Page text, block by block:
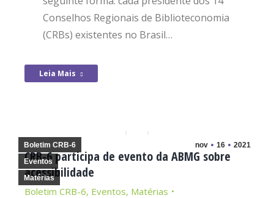
Conselhos Regionais de Biblioteconomia
(CRBs) existentes no Brasil…
Leia Mais
nov 16 2021
Boletim CRB-6
Eventos
Matérias
CRB-6 participa de evento da ABMG sobre
acessibilidade
Boletim CRB-6, Eventos, Matérias